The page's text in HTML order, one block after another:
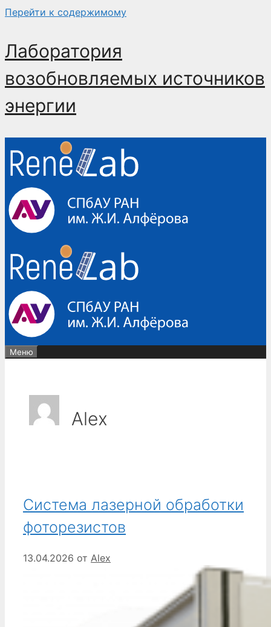
Перейти к содержимому
Лаборатория
возобновляемых источников
энергии
Меню
Alex
Система лазерной обработки
фоторезистов
13.04.2026 от Alex